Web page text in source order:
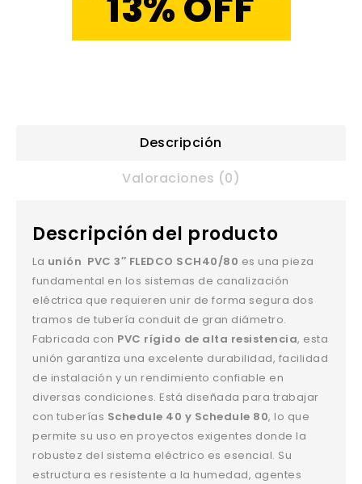
Descripción
Valoraciones (0)
Descripción del producto
La unión PVC 3″ FLEDCO SCH40/80 es una pieza
fundamental en los sistemas de canalización
eléctrica que requieren unir de forma segura dos
tramos de tubería conduit de gran diámetro.
Fabricada con PVC rígido de alta resistencia, esta
unión garantiza una excelente durabilidad, facilidad
de instalación y un rendimiento confiable en
diversas condiciones. Está diseñada para trabajar
con tuberías Schedule 40 y Schedule 80, lo que
permite su uso en proyectos exigentes donde la
robustez del sistema eléctrico es esencial. Su
estructura es resistente a la humedad, agentes